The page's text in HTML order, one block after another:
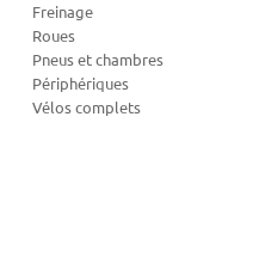
Freinage
Roues
Pneus et chambres
Périphériques
Vélos complets